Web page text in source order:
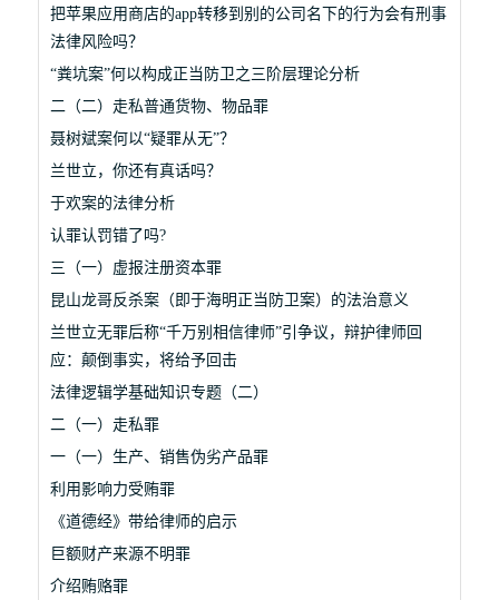
把苹果应用商店的app转移到别的公司名下的行为会有刑事
法律风险吗？
“粪坑案”何以构成正当防卫之三阶层理论分析
二（二）走私普通货物、物品罪
聂树斌案何以“疑罪从无”？
兰世立，你还有真话吗？
于欢案的法律分析
认罪认罚错了吗?
三（一）虚报注册资本罪
昆山龙哥反杀案（即于海明正当防卫案）的法治意义
兰世立无罪后称“千万别相信律师”引争议，辩护律师回
应：颠倒事实，将给予回击
法律逻辑学基础知识专题（二）
二（一）走私罪
一（一）生产、销售伪劣产品罪
利用影响力受贿罪
《道德经》带给律师的启示
巨额财产来源不明罪
介绍贿赂罪